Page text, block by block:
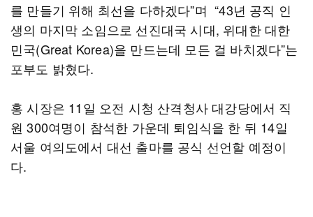
를 만들기 위해 최선을 다하겠다”며 “43년 공직 인
생의 마지막 소임으로 선진대국 시대, 위대한 대한
민국(Great Korea)을 만드는데 모든 걸 바치겠다”는
포부도 밝혔다.
홍 시장은 11일 오전 시청 산격청사 대강당에서 직
원 300여명이 참석한 가운데 퇴임식을 한 뒤 14일
서울 여의도에서 대선 출마를 공식 선언할 예정이
다.